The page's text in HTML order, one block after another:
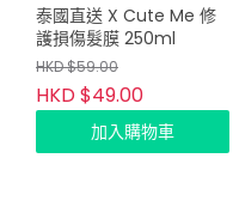
泰國直送 X Cute Me 修
護損傷髮膜 250ml
HKD $59.00
HKD $49.00
加入購物車